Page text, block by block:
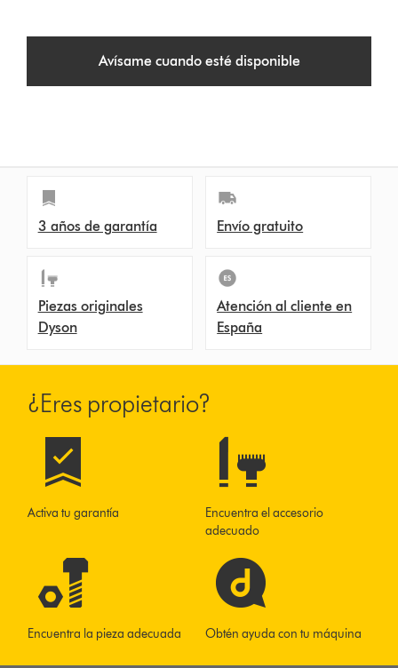
t
Avísame cuando esté disponible
3 años de garantía Envío gratuito
Piezas originales
Dyson
Atención al cliente en
España
¿Eres propietario?
Activa tu garantía
Encuentra el accesorio
adecuado
Encuentra la pieza adecuada Obtén ayuda con tu máquina